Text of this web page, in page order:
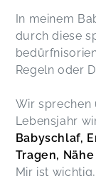
In meinem
durch diese
Regeln oder
Wir sprechen
Lebensjahr
Babyschlaf,
Tragen,
Mir ist